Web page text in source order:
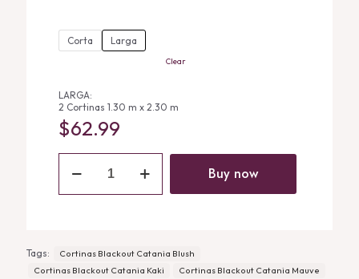
$62.99
Corta Larga
Clear
LARGA:
2 Cortinas 1.30 m x 2.30 m
$62.99
Cortinas
Moka
Buy now
Tags:
Cortinas Blackout Catania Blush
Cortinas Blackout Catania Kaki
Cortinas Blackout Catania Mauve